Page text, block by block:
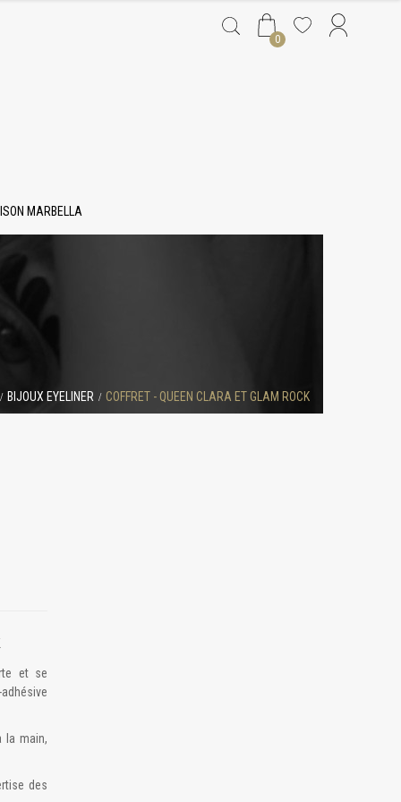
0
MARBELLA
BIJOUX EYELINER COFFRET - QUEEN CLARA ET GLAM ROCK
et se
la main,
des